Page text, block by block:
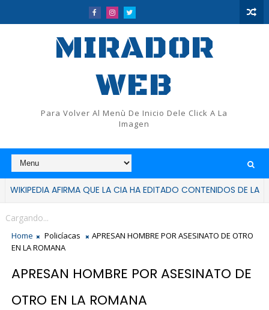
MIRADOR
WEB
Para Volver Al Menù De Inicio Dele Click A La
Imagen
AFIRMA QUE LA CIA HA EDITADO CONTENIDOS DE LA
Cargando...
Home Policíacas
APRESAN HOMBRE POR ASESINATO DE OTRO
EN LA ROMANA
APRESAN HOMBRE POR ASESINATO DE
OTRO EN LA ROMANA